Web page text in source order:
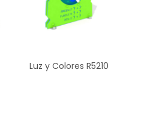
Luz y Colores R5210